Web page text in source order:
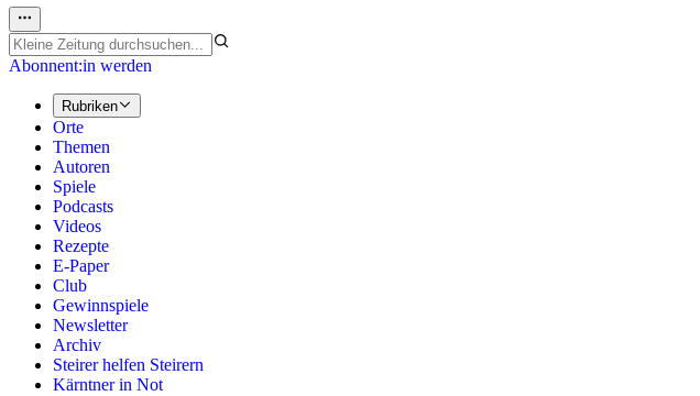
Abonnent:in werden
Rubriken
Orte
Themen
Autoren
Spiele
Podcasts
Videos
Rezepte
E-Paper
Club
Gewinnspiele
Newsletter
Archiv
Steirer helfen Steirern
Kärntner in Not